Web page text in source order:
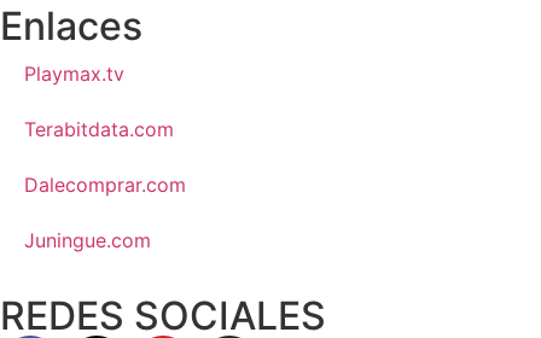
Enlaces
Playmax.tv
Terabitdata.com
Dalecomprar.com
Juningue.com
REDES SOCIALES